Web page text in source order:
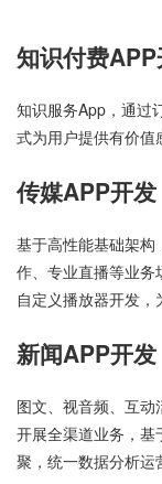
知识付费
知识服务App，通过
式为用户提供有价值
传媒APP开发
基于高性能基础架构
作、专业直播等业务
自定义播放器开发，
新闻APP开发
图文、视音频、互
开展全渠道业务，基
聚，统一数据分析运